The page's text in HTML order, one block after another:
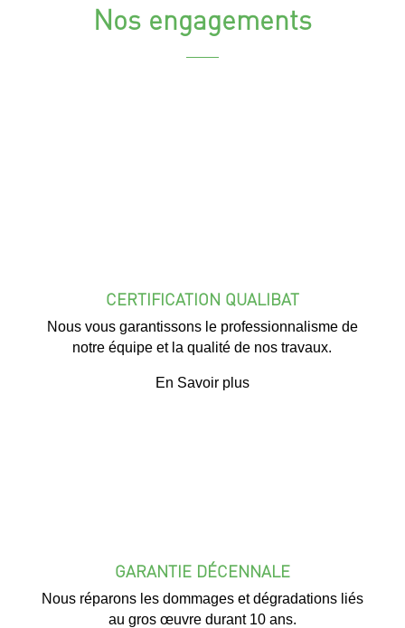
Nos engagements
CERTIFICATION QUALIBAT
Nous vous garantissons le professionnalisme de
notre équipe et la qualité de nos travaux.
En Savoir plus
GARANTIE DÉCENNALE
Nous réparons les dommages et dégradations liés
au gros œuvre durant 10 ans.